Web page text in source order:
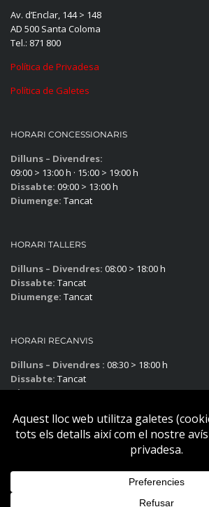
Av. d’Enclar, 144 > 148
AD 500 Santa Coloma
Tel.: 871 800
Política de Privadesa
Política de Galetes
HORARI CONCESSIONARIS
Dilluns – Divendres:
09:00 > 13:00 h · 15:00 > 19:00 h
Dissabte: 09:00 > 13:00 h
Diumenge: Tancat
HORARI TALLERS
Dilluns – Divendres: 08:00 > 18:00 h
Dissabte: Tancat
Diumenge: Tancat
HORARI RECANVIS
Dilluns – Divendres : 08:30 > 18:00 h
Dissabte: Tancat
Diumenge:Tancat
Copyright © Becier Vehicles 2025